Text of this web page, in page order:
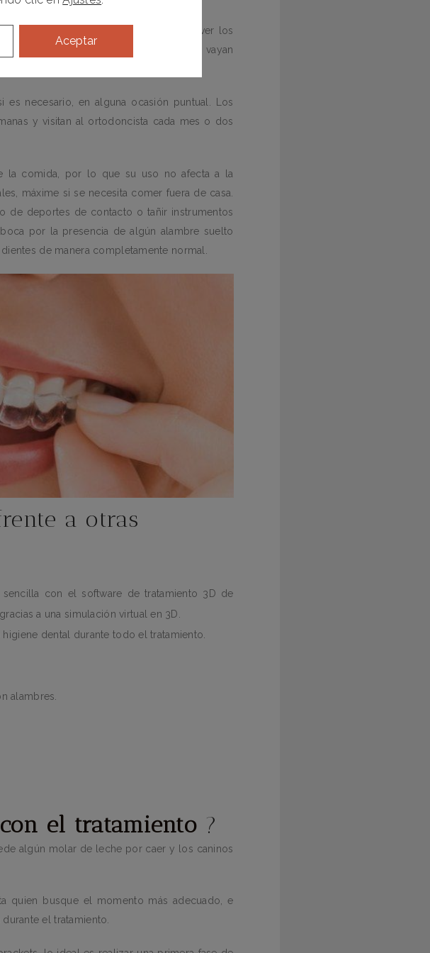
a medida, y creados para mover los
van cambiando para que las piezas se vayan
necesario, en alguna ocasión puntual. Los
y visitan al ortodoncista cada mes o dos
la comida, por lo que su uso no afecta a la
máxime si se necesita comer fuera de casa.
de deportes de contacto o tañir instrumentos
por la presencia de algún alambre suelto
de manera completamente normal.
a otras
con el software de tratamiento 3D de
a una simulación virtual en 3D.
dental durante todo el tratamiento.
alambres.
el tratamiento ?
algún molar de leche por caer y los caninos
quien busque el momento más adecuado, e
el tratamiento.
Aceptar